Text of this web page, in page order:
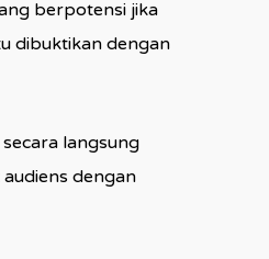
berpotensi jika
dibuktikan dengan
langsung
dengan